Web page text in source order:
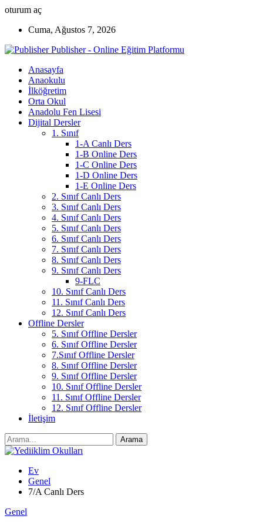
oturum aç
Cuma, Ağustos 7, 2026
Publisher - Online Eğitim Platformu
Anasayfa
Anaokulu
İlköğretim
Orta Okul
Anadolu Fen Lisesi
Dijital Dersler
1. Sınıf
1-A Canlı Ders
1-B Online Ders
1-C Online Ders
1-D Online Ders
1-E Online Ders
2. Sınıf Canlı Ders
3. Sınıf Canlı Ders
4. Sınıf Canlı Ders
5. Sınıf Canlı Ders
6. Sınıf Canlı Ders
7. Sınıf Canlı Ders
8. Sınıf Canlı Ders
9. Sınıf Canlı Ders
9-FLC
10. Sınıf Canlı Ders
11. Sınıf Canlı Ders
12. Sınıf Canlı Ders
Offline Dersler
5. Sınıf Offline Dersler
6. Sınıf Offline Dersler
7.Sınıf Offline Dersler
8. Sınıf Offline Dersler
9. Sınıf Offline Dersler
10. Sınıf Offline Dersler
11. Sınıf Offline Dersler
12. Sınıf Offline Dersler
İletişim
Ev
Genel
7/A Canlı Ders
Genel